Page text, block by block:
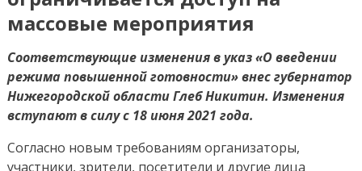
в
указ
массовые мероприятия
Соответствующие изменения в указ «О введении
режима повышенной готовности» внес губернатор
Нижегородской области Глеб Никитин. Изменения
вступают в силу с 18 июня 2021 года.
Согласно новым требованиям организаторы,
участники, зрители, посетители и другие лица